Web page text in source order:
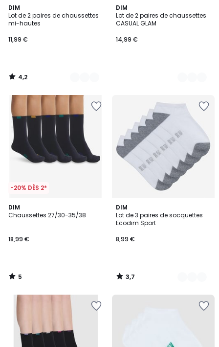
DIM
Lot de 2 paires de chaussettes
mi-hautes
11,99 €
4,2
/ 5
2
Couleurs
4,2
/
DIM
Lot de 2 paires de chaussettes
CASUAL GLAM
14,99 €
2
Couleurs
-20% DÈS 2*
DIM
Chaussettes 27/30-35/38
18,99 €
5
/
5
/
DIM
Lot de 3 paires de socquettes
Ecodim Sport
8,99 €
3,7
/ 5
2
Couleurs
3,7
/